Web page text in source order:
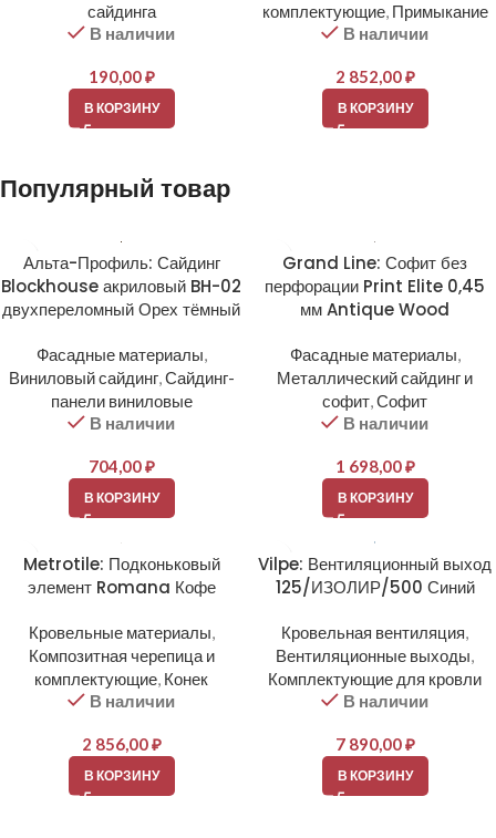
сайдинга
В наличии
190,00₽
В КОРЗИНУ
комплектующие, Примыкание
В наличии
2 852,00₽
В КОРЗИНУ
Популярный товар
Альта-Профиль: Сайдинг
Blockhouse акриловый BH-02
двухпереломный Орех тёмный
Фасадные материалы,
Виниловый сайдинг,Сайдинг-
панели виниловые
В наличии
704,00₽
В КОРЗИНУ
Grand Line: Софит без
перфорации Print Elite 0,45
мм Antique Wood
Фасадные материалы,
Металлический сайдинг и
софит,Софит
В наличии
1 698,00₽
В КОРЗИНУ
Metrotile: Подконьковый
элемент Romana Кофе
Кровельные материалы,
Композитная черепица и
комплектующие, Конек
В наличии
2 856,00₽
В КОРЗИНУ
Vilpe: Вентиляционный выход
125/ИЗОЛИР/500 Синий
Кровельная вентиляция,
Вентиляционные выходы,
Комплектующие для кровли
В наличии
7 890,00₽
В КОРЗИНУ